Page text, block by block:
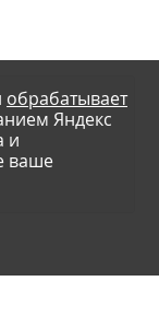
обрабатывает
Яндекс
и
ваше